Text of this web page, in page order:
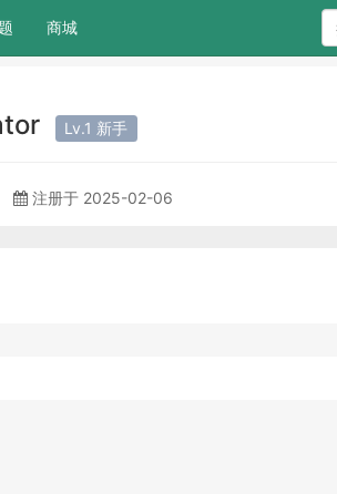
商城
Lv.1 新手
注册于 2025-02-06